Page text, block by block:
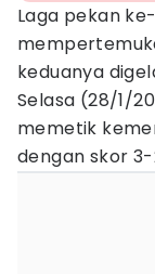
Laga pekan
keduanya
Selasa (28/1/
memetik
dengan skor 3-